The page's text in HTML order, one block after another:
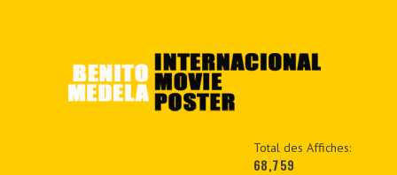
Total des Affiches:
68,759